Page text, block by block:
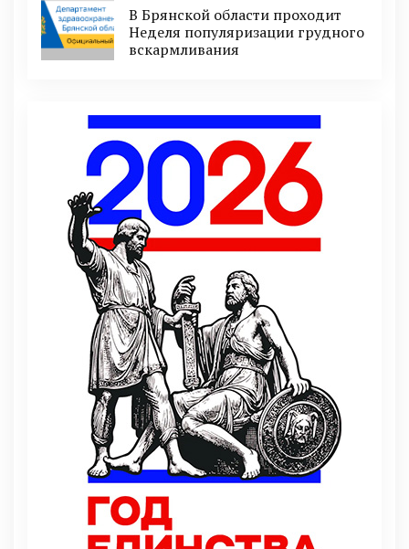
В Брянской области проходит
Неделя популяризации грудного
вскармливания